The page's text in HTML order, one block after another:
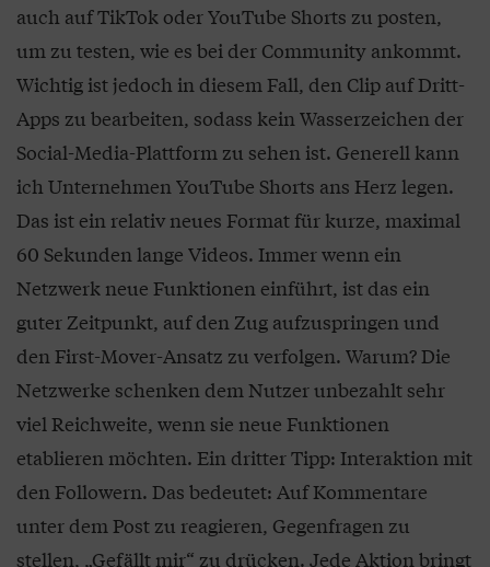
auch auf TikTok oder YouTube Shorts zu posten,
um zu testen, wie es bei der Community ankommt.
Wichtig ist jedoch in diesem Fall, den Clip auf Dritt-
Apps zu bearbeiten, sodass kein Wasserzeichen der
Social-Media-Plattform zu sehen ist. Generell kann
ich Unternehmen YouTube Shorts ans Herz legen.
Das ist ein relativ neues Format für kurze, maximal
60 Sekunden lange Videos. Immer wenn ein
Netzwerk neue Funktionen einführt, ist das ein
guter Zeitpunkt, auf den Zug aufzuspringen und
den First-Mover-Ansatz zu verfolgen. Warum? Die
Netzwerke schenken dem Nutzer unbezahlt sehr
viel Reichweite, wenn sie neue Funktionen
etablieren möchten. Ein dritter Tipp: Interaktion mit
den Followern. Das bedeutet: Auf Kommentare
unter dem Post zu reagieren, Gegenfragen zu
stellen, „Gefällt mir“ zu drücken. Jede Aktion bringt